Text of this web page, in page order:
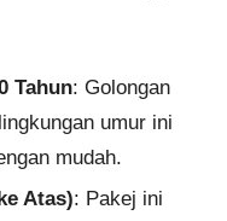
Tahun: Golongan
umur ini
mudah.
Atas): Pakej ini